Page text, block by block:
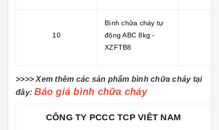
10
Bình chữa cháy tự
động ABC 8kg -
XZFTB8
>>>> Xem thêm các sản phẩm bình chữa cháy tại
đây:Báo giá bình chữa cháy
CÔNG TY PCCC TCP VIÊT NAM